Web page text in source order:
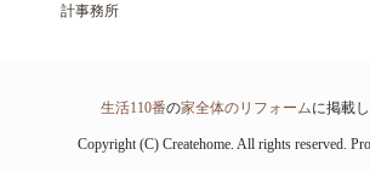
計事務所
生活110番の家全体のリフォームに掲載
Copyright (C) Createhome. All rights reserved.